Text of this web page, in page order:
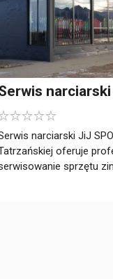
narciarski
narciarski JiJ
oferuje
sprzętu